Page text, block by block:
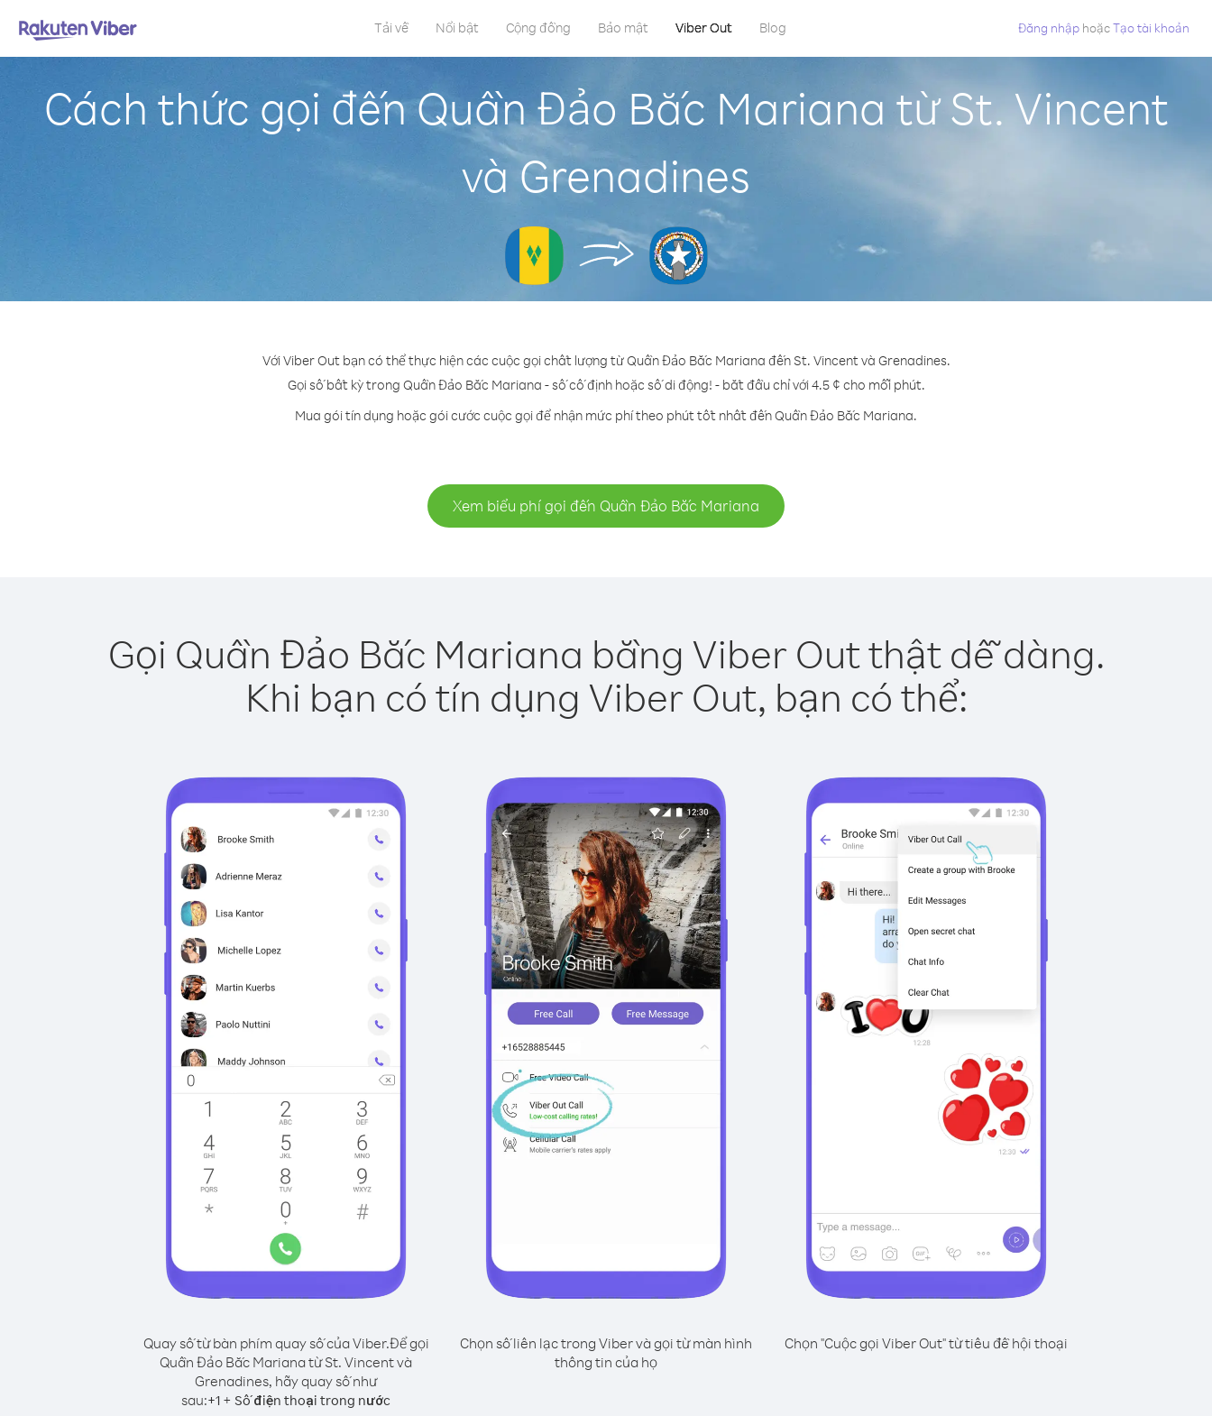
Tải về Nổi bật Cộng đồng Bảo mật Viber Out Blog Đăng nhập hoặcTạo tài khoản
Cách thức gọi đến Quần Đảo Bắc Mariana từ St. Vincent
và Grenadines
Với Viber Out bạn có thể thực hiện các cuộc gọi chất lượng từ Quần Đảo Bắc Mariana đến St. Vincent và Grenadines.
Gọi số bất kỳ trong Quần Đảo Bắc Mariana - số cố định hoặc số di động! - bắt đầu chỉ với 4.5 ¢ cho mỗi phút.
Mua gói tín dụng hoặc gói cước cuộc gọi để nhận mức phí theo phút tốt nhất đến Quần Đảo Bắc Mariana.
Xem biểu phí gọi đến Quần Đảo Bắc Mariana
Gọi Quần Đảo Bắc Mariana bằng Viber Out thật dễ dàng.
Khi bạn có tín dụng Viber Out, bạn có thể:
Quay số từ bàn phím quay số của Viber.Để gọi
Quần Đảo Bắc Mariana từ St. Vincent và
Grenadines, hãy quay số như
sau:+1 + Số điện thoại trong nước
Chọn số liên lạc trong Viber và gọi từ màn hình
thông tin của họ
Chọn "Cuộc gọi Viber Out" từ tiêu đề hội thoại